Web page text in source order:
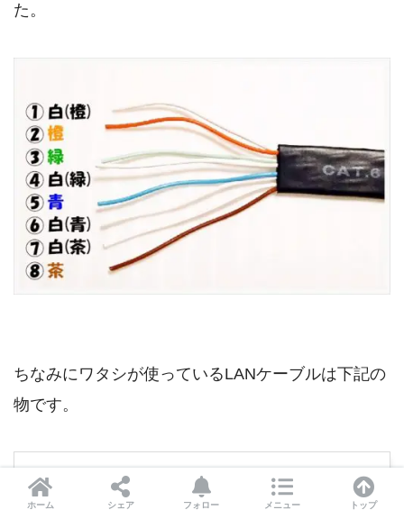
た。
ちなみにワタシが使っているLANケーブルは下記の
物です。
ELECOM Gigabitスーパ
ーフラットLANケーブル
ホーム シェア フォロー メニュー トップ